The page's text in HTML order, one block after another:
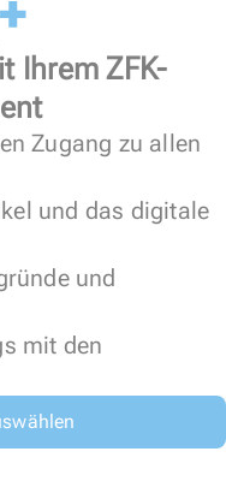
Ihrem ZFK-
Zugang zu allen
und das digitale
und
mit den